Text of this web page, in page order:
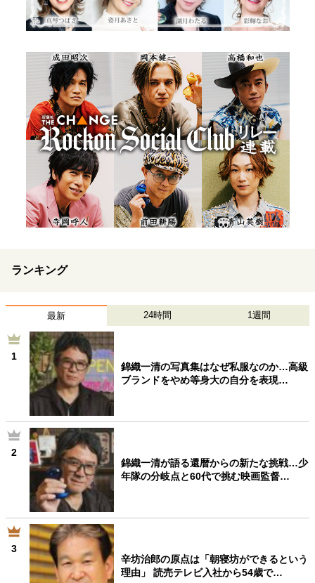
ランキング
最新 24時間 1週間
1
錦織一清の写真集はなぜ私服なのか…高級
ブランドをやめ等身大の自分を表現…
2
錦織一清が語る還暦からの新たな挑戦…少
年隊の分岐点と60代で挑む映画監督…
3
辛坊治郎の原点は「朝寝坊ができるという
理由」 読売テレビ入社から54歳で…